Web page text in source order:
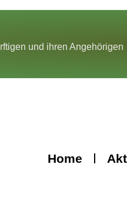
und ihren Angehörigen
Home